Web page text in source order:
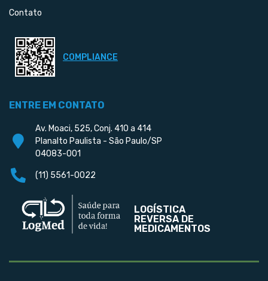
Contato
COMPLIANCE
ENTRE EM CONTATO
Av. Moaci, 525, Conj. 410 a 414
Planalto Paulista - São Paulo/SP
04083-001
(11) 5561-0022
LOGÍSTICA
REVERSA DE
MEDICAMENTOS